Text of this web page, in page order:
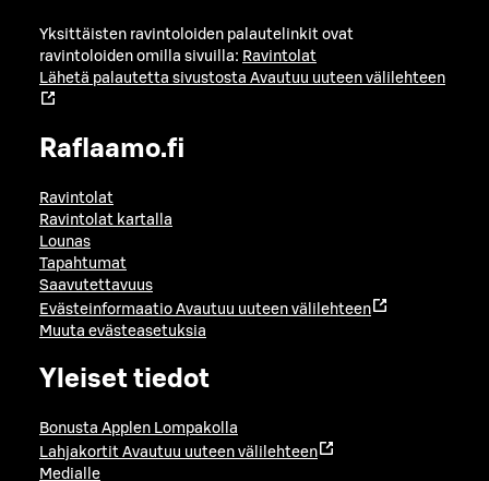
Yksittäisten ravintoloiden palautelinkit ovat
ravintoloiden omilla sivuilla: Ravintolat
Lähetä palautetta sivustosta Avautuu uuteen välilehteen
Raflaamo.fi
Ravintolat
Ravintolat kartalla
Lounas
Tapahtumat
Saavutettavuus
Evästeinformaatio Avautuu uuteen välilehteen
Muuta evästeasetuksia
Yleiset tiedot
Bonusta Applen Lompakolla
Lahjakortit Avautuu uuteen välilehteen
Medialle